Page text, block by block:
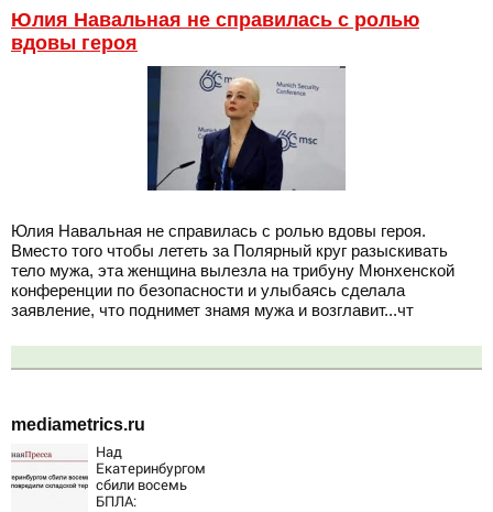
Юлия Навальная не справилась с ролью
вдовы героя
Юлия Навальная не справилась с ролью вдовы героя.
Вместо того чтобы лететь за Полярный круг разыскивать
тело мужа, эта женщина вылезла на трибуну Мюнхенской
конференции по безопасности и улыбаясь сделала
заявление, что поднимет знамя мужа и возглавит...чт
mediametrics.ru
Над
Екатеринбургом
сбили восемь
БПЛА: